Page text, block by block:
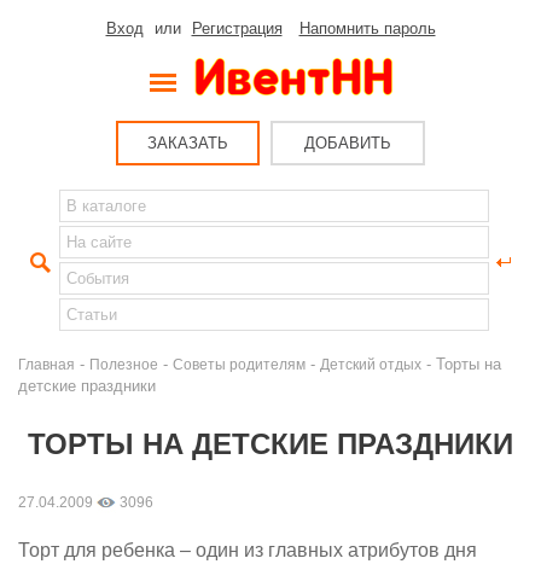
Вход или Регистрация Напомнить пароль
ЗАКАЗАТЬ ДОБАВИТЬ
Главная - Полезное - Советы родителям - Детский отдых - Торты на
детские праздники
ТОРТЫ НА ДЕТСКИЕ ПРАЗДНИКИ
27.04.2009 3096
Торт для ребенка – один из главных атрибутов дня